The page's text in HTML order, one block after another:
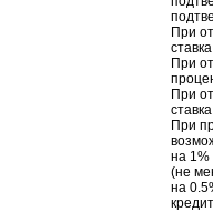
При
При
При
При
на 1%
(не
на